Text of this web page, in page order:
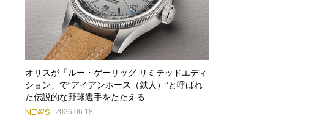
オリスが「ルー・ゲーリッグ リミテッドエディ
ション」で“アイアンホース（鉄人）”と呼ばれ
た伝説的な野球選手をたたえる
NEWS 2026.06.18